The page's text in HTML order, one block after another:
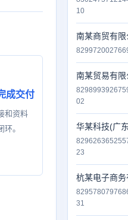
成交付
和资料
。
10
南某商贸有限
南某贸易有限
02
华某科技(广
23
杭某电子商务
31